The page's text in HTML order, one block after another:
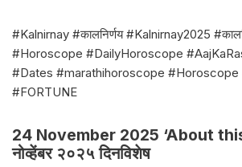
#Kalnirnay #कालनिर्णय #Kalnirnay2025
#Horoscope #DailyHoroscope
#Dates #marathihoroscope #Horoscope
#FORTUNE
24 November 2025 ‘About
नोव्हेंबर २०२५ दिनविशेष